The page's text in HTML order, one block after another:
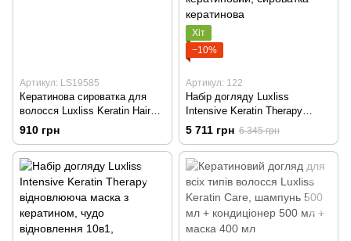
Артикул: LS19585
Кератинова сироватка для
волосся Luxliss Keratin Hair
Serum, 50 мл
910 грн
Хіт
−10%
Артикул: 122
Набір догляду Luxliss
Intensive Keratin Therapy
відновлююча маска з
кератином, чудо відновлення
10в1, спрей кератиновий,
сироватка кератинова
5 711 грн 6 345 грн